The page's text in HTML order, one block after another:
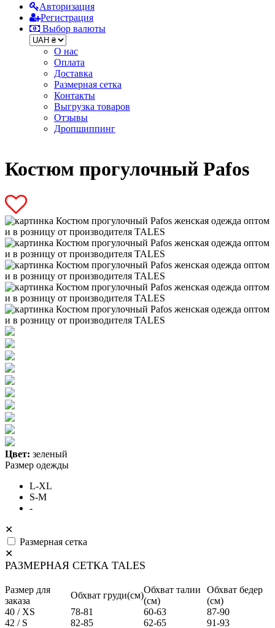
Авторизация
Регистрация
Выбор валюты
О нас
Оплата
Доставка
Размерная сетка
Контакты
Выгрузка товаров
Отзывы
Дропшиппинг
Костюм прогулочный Pafos
Цвет: зеленый
Размер одежды
L-XL
S-M
-
✕
Размерная сетка
✕
РАЗМЕРНАЯ СЕТКА TALES
Размер для
заказа
Обхват груди(см)
Обхват талии
(см)
Обхват бедер
(см)
40 / XS
78-81 60-63
87-90
42 / S
82-85 62-65 91-93